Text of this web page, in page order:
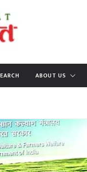
ABOUT US